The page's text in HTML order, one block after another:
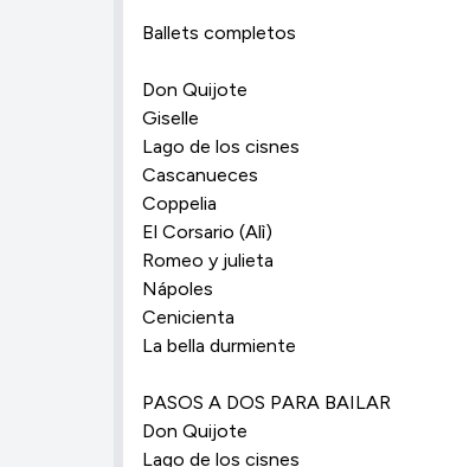
Ballets completos
Don Quijote
Giselle
Lago de los cisnes
Cascanueces
Coppelia
El Corsario (Alì)
Romeo y julieta
Nápoles
Cenicienta
La bella durmiente
PASOS A DOS PARA BAILAR
Don Quijote
Lago de los cisnes